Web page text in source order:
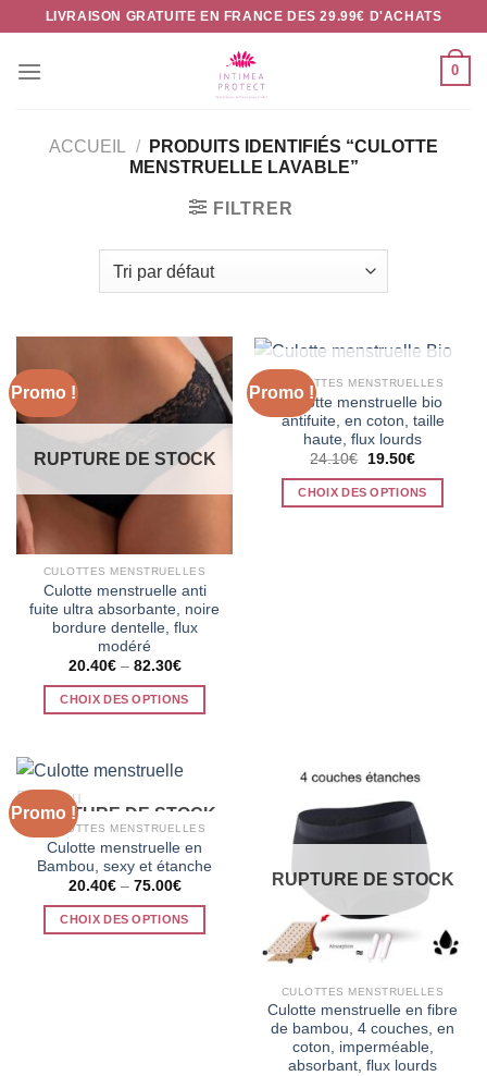
Passer
contenu
LIVRAISON GRATUITE EN FRANCE DES 29.99€ D'ACHATS
0
ACCUEIL /
PRODUITS IDENTIFIÉS “CULOTTE
MENSTRUELLE LAVABLE”
FILTRER
Promo !
RUPTURE DE STOCK
CULOTTES MENSTRUELLES
Culotte menstruelle anti
fuite ultra absorbante, noire
bordure dentelle, flux
modéré
20.40€– 82.30€
CHOIX DES OPTIONS
a
variations.
Les
options
peuvent
être
choisies
Promo !RUPTURE DE STOCK
CULOTTES MENSTRUELLES
Culotte menstruelle bio
antifuite, en coton, taille
haute, flux lourds
24.10€
Le
initial
était :
19.50€Le
actuel
est :
CHOIX DES OPTIONS
la
produit
Promo !
RUPTURE DE STOCK
CULOTTES MENSTRUELLES
Culotte menstruelle en
Bambou, sexy et étanche
20.40€– 75.00€
CHOIX DES OPTIONS
RUPTURE DE STOCK
CULOTTES MENSTRUELLES
Culotte menstruelle en fibre
de bambou, 4 couches, en
coton, imperméable,
absorbant, flux lourds